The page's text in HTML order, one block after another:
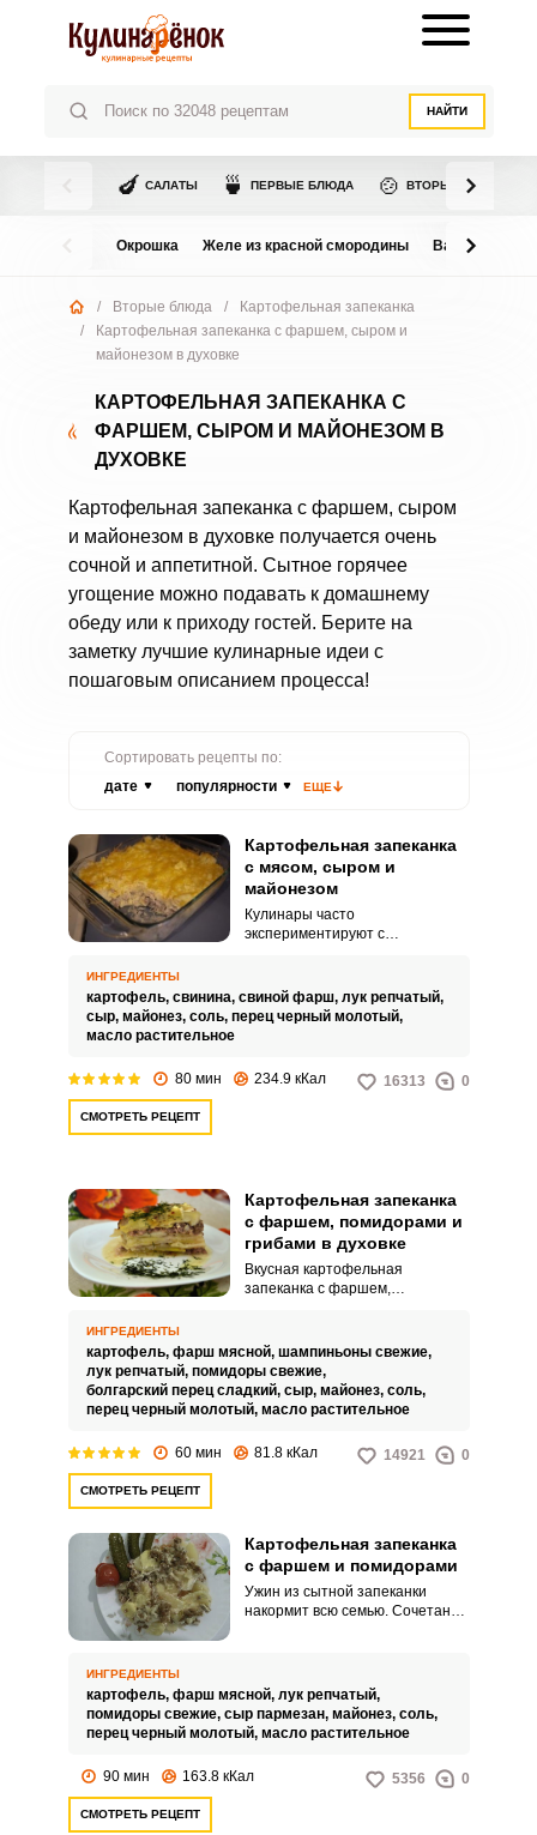
НАЙТИ
🍆 САЛАТЫ 🍵 ПЕРВЫЕ БЛЮДА 🍲 ВТОРЫЕ БЛЮДА
Окрошка Желе из красной смородины Варенье из
/ Вторые блюда /
Картофельная запеканка
/
Картофельная запеканка с фаршем, сыром и
майонезом в духовке
КАРТОФЕЛЬНАЯ ЗАПЕКАНКА С
ФАРШЕМ, СЫРОМ И МАЙОНЕЗОМ В
ДУХОВКЕ
Картофельная запеканка с фаршем, сыром
и майонезом в духовке получается очень
сочной и аппетитной. Сытное горячее
угощение можно подавать к домашнему
обеду или к приходу гостей. Берите на
заметку лучшие кулинарные идеи с
пошаговым описанием процесса!
Сортировать рецепты по:
дате
популярности ЕЩЕ
Картофельная запеканка
с мясом, сыром и
майонезом
Кулинары часто
экспериментируют с
картофельную запеканку с
мясом, которая станет любимым
ИНГРЕДИЕНТЫ
картофель, свинина, свиной фарш, лук репчатый,
сыр, майонез, соль, перец черный молотый,
масло растительное
80 мин 234.9 кКал 16313 0
СМОТРЕТЬ РЕЦЕПТ
Картофельная запеканка
с фаршем, помидорами и
грибами в духовке
Вкусная картофельная
запеканка с фаршем,
домашнее меню. Готовить ее
просто, хотя это займет около
часа времени.
ИНГРЕДИЕНТЫ
картофель, фарш мясной, шампиньоны свежие,
лук репчатый, помидоры свежие,
болгарский перец сладкий, сыр, майонез, соль,
перец черный молотый, масло растительное
60 мин 81.8 кКал 14921 0
СМОТРЕТЬ РЕЦЕПТ
Картофельная запеканка
с фаршем и помидорами
Ужин из сытной запеканки
накормит всю семью. Сочетание
приготовление еды.
ИНГРЕДИЕНТЫ
картофель, фарш мясной, лук репчатый,
помидоры свежие, сыр пармезан, майонез, соль,
перец черный молотый, масло растительное
90 мин 163.8 кКал 5356 0
СМОТРЕТЬ РЕЦЕПТ